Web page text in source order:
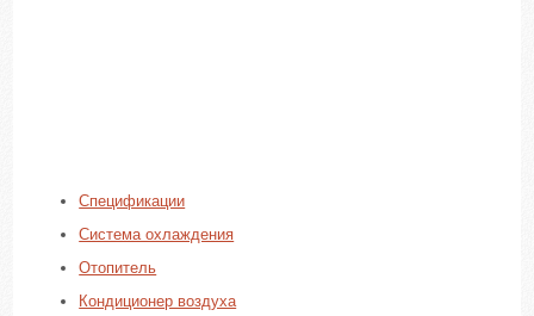
Спецификации
Система охлаждения
Отопитель
Кондиционер воздуха